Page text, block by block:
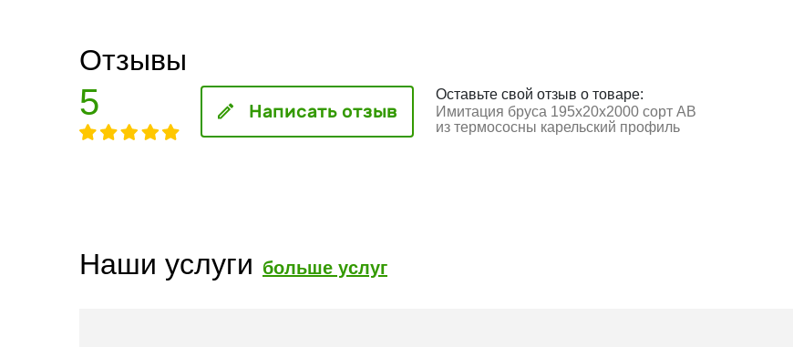
Отзывы
5 Написать отзыв
Оставьте свой отзыв о товаре:
Имитация бруса 195x20x2000 сорт АВ
из термососны карельский профиль
Наши услуги больше услуг